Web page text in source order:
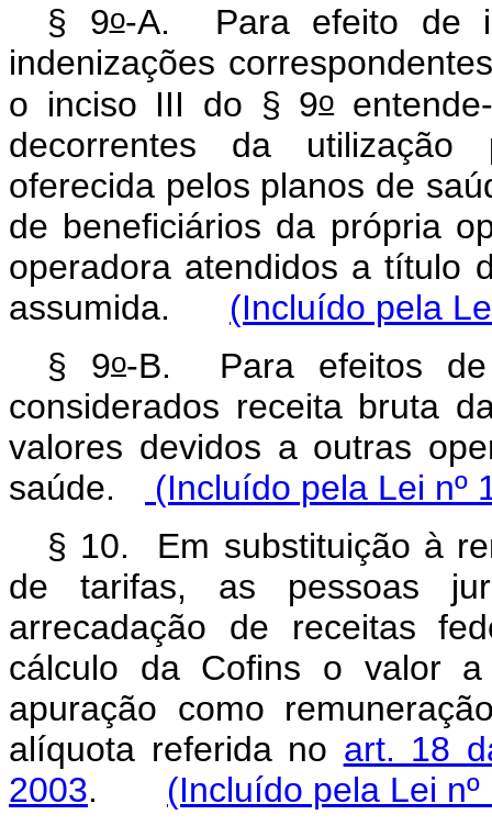
§ 9o-A. Para efeito de
indenizações
o inciso III do § 9o
decorrentes da utilização
oferecida pelos planos de
de beneficiários da própria
operadora atendidos a título
assumida.
(Incluído pela
§ 9o-B. Para efeitos
considerados receita bruta
valores devidos a outras
saúde.
(Incluído pela Lei nº
§ 10. Em substituição à
de tarifas, as pessoas
arrecadação de receitas
cálculo da Cofins o valor
apuração como
alíquota referida no art. 18
2003. (Incluído pela Lei